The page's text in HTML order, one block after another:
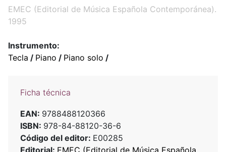
EMEC (Editorial de Música Española Contemporánea).
1995
Instrumento:
Tecla / Piano / Piano solo /
Ficha técnica
EAN: 9788488120366
ISBN: 978-84-88120-36-6
Código del editor: E00285
Editorial: EMEC (Editorial de Música Española